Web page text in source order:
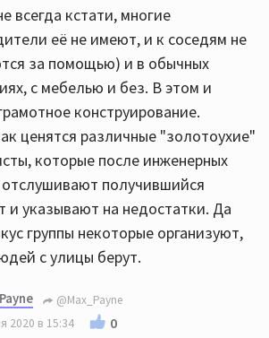
всегда кстати, многие
её не имеют, и к соседям не
за помощью) и в обычных
с мебелью и без. В этом и
конструирование.
ценятся различные "золотоухие"
которые после инженерных
получившийся
и указывают на недостатки. Да
группы некоторые организуют,
с улицы берут.
@Max_Payne
2020 в 15:34
0